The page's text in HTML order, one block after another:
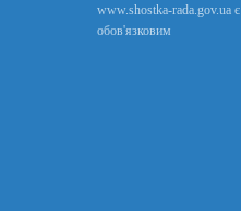
www.shostka-rada.gov.ua є
обов'язковим